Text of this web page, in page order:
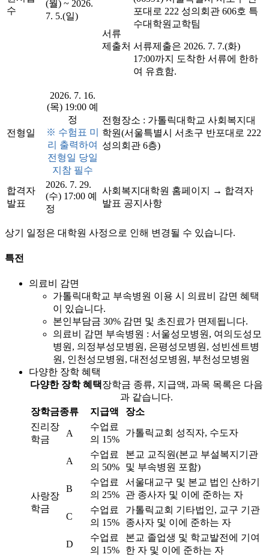
수
(월) ~ 2026.
7. 5.(일)
서류
제출처
포대로 222 성의회관 606호 특
수대학원교학팀
서류제출은 2026. 7. 7.(화)
17:00까지 도착한 서류에 한하
여 유효함.
전형일
2026. 7. 16.
(목) 19:00 예
정
※ 수험표 미
리 출력하여
전형일 당일
지참 필수
전형장소 : 가톨릭대학교 사회복지대
학원(서울특별시 서초구 반포대로 222
성의회관 6층)
합격자
발표
2026. 7. 29.
(수) 17:00 예
정
사회복지대학원 홈페이지 → 합격자
발표 공지사항
상기 일정은 대학원 사정으로 인해 변경될 수 있습니다.
특전
의료비 감면
가톨릭대학교 부속병원 이용 시 의료비 감면 혜택
이 있습니다.
본인부담금 30% 감면 및 초진료가 면제됩니다.
의료비 감면 부속병원 : 서울성모병원, 여의도성모
병원, 의정부성모병원, 은평성모병원, 성빈센트병
원, 인천성모병원, 대전성모병원, 부천성모병원
다양한 장학 혜택
다양한 장학 혜택장학금 종류, 지급액, 과목 목록은 다음
과 같습니다.
장학금종류
지급액
장소
진리장
학금
A
수업료
의 15%
가톨릭교회 성직자, 수도자
사랑장
학금
A
수업료
의 50%
본교 교직원(본교 부설복지기관
및 부속병원 포함)
B
수업료
의 25%
서울대교구 및 본교 법인 산하기
관 종사자 및 이에 준하는 자
C
수업료
의 15%
가톨릭교회 기타법인, 교구 기관
종사자 및 이에 준하는 자
D
수업료
의 15%
본교 졸업생 및 학교발전에 기여
한 자 및 이에 준하는 자